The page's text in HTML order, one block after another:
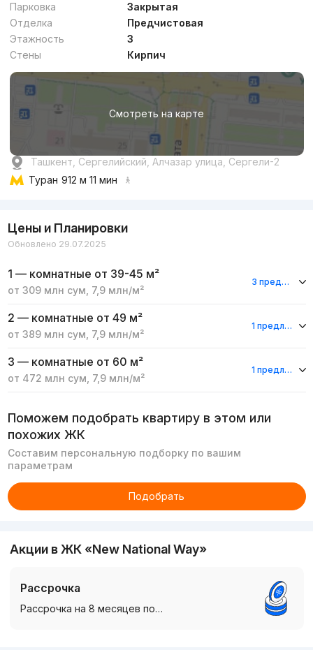
Парковка
Закрытая
Отделка
Предчистовая
Этажность
3
Стены
Кирпич
Смотреть на карте
Ташкент, Сергелийский, Алчазар улица, Сергели-2
Туран 912 м 11 мин
Цены и Планировки
Обновлено 29.07.2025
1 — комнатные от 39-45 м²
от 309 млн сум 7,9 млн/м²
3 предложения
2 — комнатные от 49 м²
от 389 млн сум 7,9 млн/м²
1 предложение
3 — комнатные от 60 м²
от 472 млн сум 7,9 млн/м²
1 предложение
Поможем подобрать квартиру в этом или
похожих ЖК
Составим персональную подборку по вашим
параметрам
Подобрать
Акции в ЖК «New National Way»
Рассрочка
Рассрочка на 8 месяцев по…